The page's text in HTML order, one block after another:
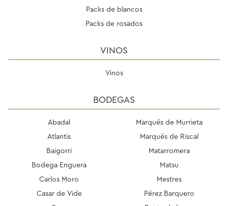
Packs de blancos
Packs de rosados
VINOS
Vinos
BODEGAS
Abadal
Atlantis
Baigorri
Bodega Enguera
Carlos Moro
Casar de Vide
Marqués de Murrieta
Marqués de Riscal
Matarromera
Matsu
Mestres
Pérez Barquero